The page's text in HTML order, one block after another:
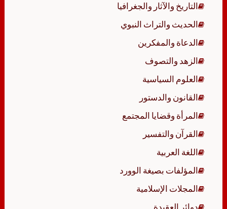
التاريخ والآثار والجغرافيا
الحديث والتراث النبوي
الدعاة والمفكرين
الزهد والتصوف
العلوم السياسية
القانون والدستور
المرأة وقضايا المجتمع
القرآن والتفسير
اللغة العربية
المؤلفات بصيغة الوورد
المجلات الإسلامية